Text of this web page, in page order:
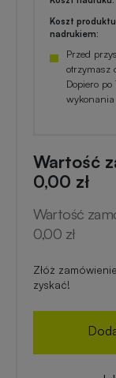
Koszt
nadrukiem:
Przed
otrzymasz
Dopiero
wykonania
Wartość
0,00 zł
Wartość
0,00 zł
Złóż
zyskać!